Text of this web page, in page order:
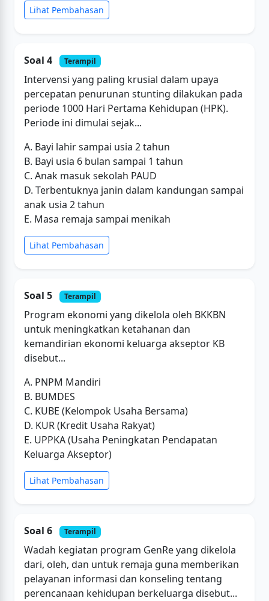
Lihat Pembahasan
Soal 4 Terampil
Intervensi yang paling krusial dalam upaya
percepatan penurunan stunting dilakukan pada
periode 1000 Hari Pertama Kehidupan (HPK).
Periode ini dimulai sejak...
A. Bayi lahir sampai usia 2 tahun
B. Bayi usia 6 bulan sampai 1 tahun
C. Anak masuk sekolah PAUD
D. Terbentuknya janin dalam kandungan sampai
anak usia 2 tahun
E. Masa remaja sampai menikah
Lihat Pembahasan
Soal 5 Terampil
Program ekonomi yang dikelola oleh BKKBN
untuk meningkatkan ketahanan dan
kemandirian ekonomi keluarga akseptor KB
disebut...
A. PNPM Mandiri
B. BUMDES
C. KUBE (Kelompok Usaha Bersama)
D. KUR (Kredit Usaha Rakyat)
E. UPPKA (Usaha Peningkatan Pendapatan
Keluarga Akseptor)
Lihat Pembahasan
Soal 6 Terampil
Wadah kegiatan program GenRe yang dikelola
dari, oleh, dan untuk remaja guna memberikan
pelayanan informasi dan konseling tentang
perencanaan kehidupan berkeluarga disebut...